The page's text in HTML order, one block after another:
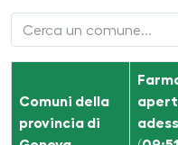
Comuni della
provincia di